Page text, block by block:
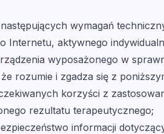
wymagań
Internetu, aktywnego
wyposażonego w
rozumie i zgadza się z
korzyści z
rezultatu terapeutycznego;
informacji